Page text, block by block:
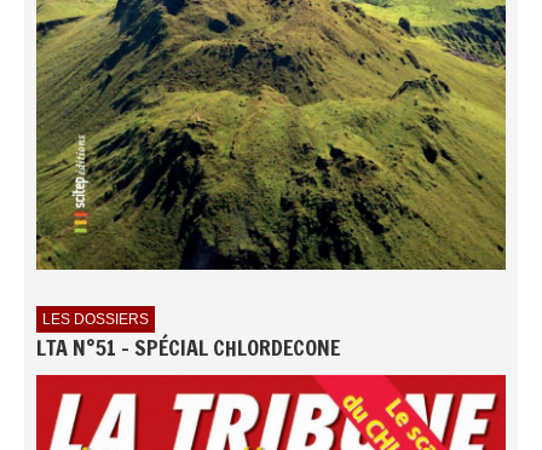
LES DOSSIERS
LTA N°51 - SPÉCIAL CHLORDECONE